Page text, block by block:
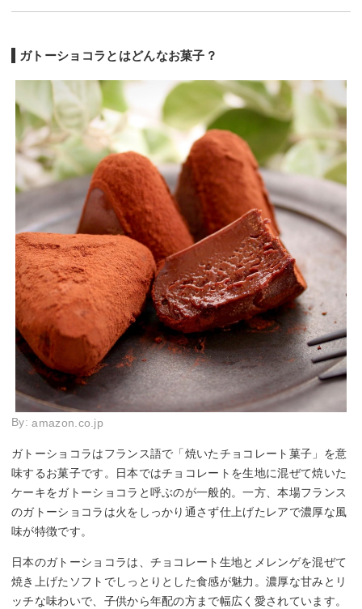
ガトーショコラとはどんなお菓子？
By:amazon.co.jp
ガトーショコラはフランス語で「焼いたチョコレート菓子」を意
味するお菓子です。日本ではチョコレートを生地に混ぜて焼いた
ケーキをガトーショコラと呼ぶのが一般的。一方、本場フランス
のガトーショコラは火をしっかり通さず仕上げたレアで濃厚な風
味が特徴です。
日本のガトーショコラは、チョコレート生地とメレンゲを混ぜて
焼き上げたソフトでしっとりとした食感が魅力。濃厚な甘みとリ
ッチな味わいで、子供から年配の方まで幅広く愛されています。